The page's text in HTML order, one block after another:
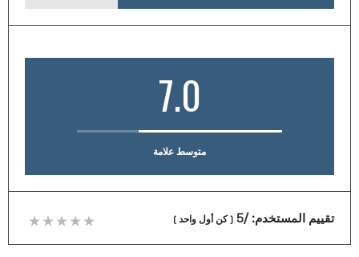
7.0
متوسط علامة
تقييم المستخدم:/5
(كن أول واحد )